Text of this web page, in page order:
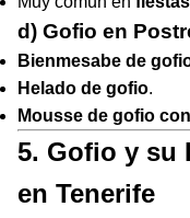
d) Gofio en
Bienmesabe de
Helado de gofio.
Mousse de gofio
5. Gofio y su
en Tenerife